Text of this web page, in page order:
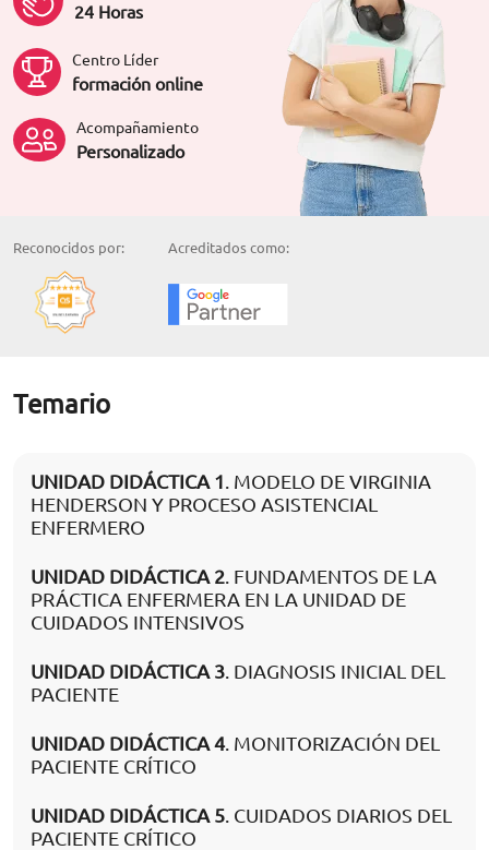
24 Horas
Centro Líder
formación online
Acompañamiento
Personalizado
Reconocidos por: Acreditados como:
Temario
UNIDAD DIDÁCTICA 1. MODELO DE VIRGINIA
HENDERSON Y PROCESO ASISTENCIAL
ENFERMERO
UNIDAD DIDÁCTICA 2. FUNDAMENTOS DE LA
PRÁCTICA ENFERMERA EN LA UNIDAD DE
CUIDADOS INTENSIVOS
UNIDAD DIDÁCTICA 3. DIAGNOSIS INICIAL DEL
PACIENTE
UNIDAD DIDÁCTICA 4. MONITORIZACIÓN DEL
PACIENTE CRÍTICO
UNIDAD DIDÁCTICA 5. CUIDADOS DIARIOS DEL
PACIENTE CRÍTICO